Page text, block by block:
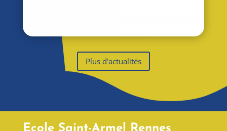
Plus d'actualités